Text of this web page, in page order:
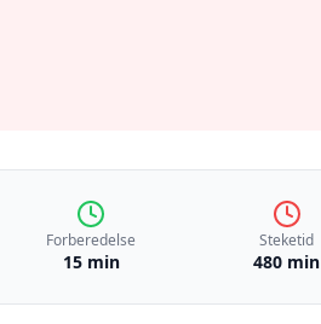
Forberedelse
15 min
Steketid
480 min